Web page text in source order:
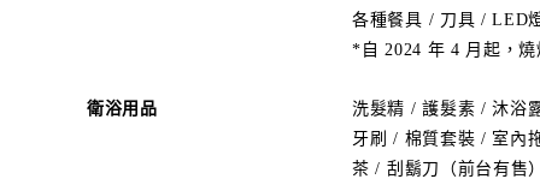
各種餐具 / 刀具 / LED
*自 2024 年 4 月起，
衛浴用品
洗髮精 / 護髮素 / 沐浴
牙刷 / 棉質套裝 / 室內
茶 / 刮鬍刀（前台有售